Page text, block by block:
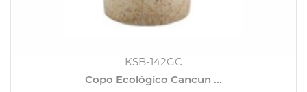
KSB-142GC
Copo Ecológico Cancun ...